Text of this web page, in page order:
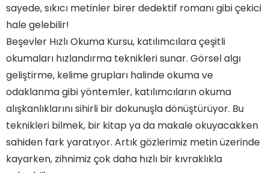
sayede, sıkıcı metinler birer dedektif romanı gibi çekici
hale gelebilir!
Beşevler Hızlı Okuma Kursu, katılımcılara çeşitli
okumaları hızlandırma teknikleri sunar. Görsel algı
geliştirme, kelime grupları halinde okuma ve
odaklanma gibi yöntemler, katılımcıların okuma
alışkanlıklarını sihirli bir dokunuşla dönüştürüyor. Bu
teknikleri bilmek, bir kitap ya da makale okuyacakken
sahiden fark yaratıyor. Artık gözlerimiz metin üzerinde
kayarken, zihnimiz çok daha hızlı bir kıvraklıkla